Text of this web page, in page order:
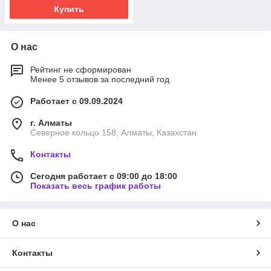
Купить
О нас
Рейтинг не сформирован
Менее 5 отзывов за последний год
Работает с 09.09.2024
г. Алматы
Северное кольцо 158, Алматы, Казахстан
Контакты
Сегодня работает с 09:00 до 18:00
Показать весь график работы
О нас
Контакты